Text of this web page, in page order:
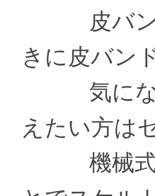
皮バンド
きに皮バン
気になる
えたい方は
機械式時